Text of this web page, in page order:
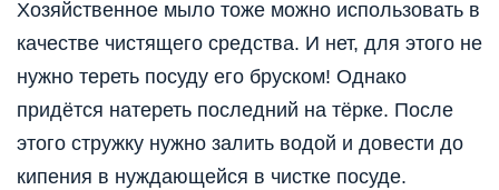
Хозяйственное мыло тоже можно использовать в
качестве чистящего средства. И нет, для этого не
нужно тереть посуду его бруском! Однако
придётся натереть последний на тёрке. После
этого стружку нужно залить водой и довести до
кипения в нуждающейся в чистке посуде.